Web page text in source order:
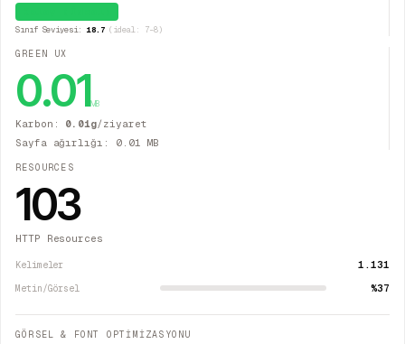
Sınıf Seviyesi: 18.7(ideal: 7–8)
GREEN UX
0.01MB
Karbon: 0.01g/ziyaret
Sayfa ağırlığı: 0.01 MB
RESOURCES
103
HTTP Resources
Kelimeler 1.131
Metin/Görsel %37
GÖRSEL & FONT OPTİMİZASYONU